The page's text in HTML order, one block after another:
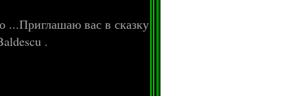
...Приглашаю вас в сказку
.